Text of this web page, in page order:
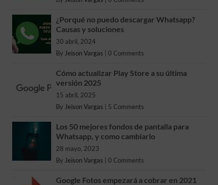
¿Porqué no puedo descargar Whatsapp?
Causas y soluciones
30 abril, 2024
By Jeison Vargas 0 Comments
Cómo actualizar Play Store a su última
versión 2025
15 abril, 2025
By Jeison Vargas 5 Comments
Los 50 mejores fondos de pantalla para
Whatsapp, y como cambiarlo
28 mayo, 2023
By Jeison Vargas 0 Comments
Google Fotos empezará a cobrar en 2021